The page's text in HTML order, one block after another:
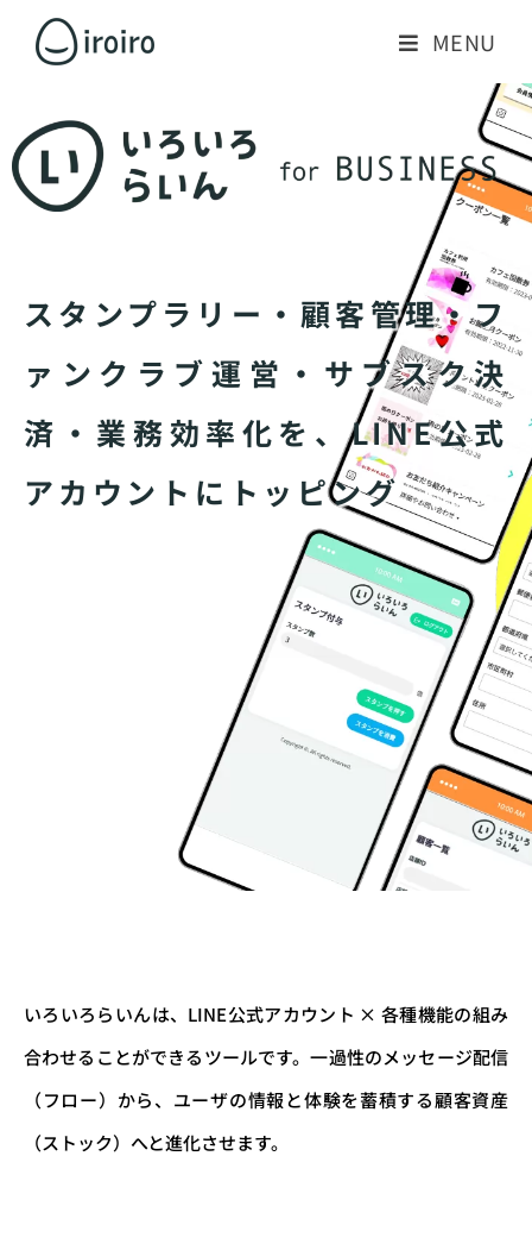
MENU
スタンプラリー・顧客管理・フ
ァンクラブ運営・サブスク決
済・業務効率化を、LINE公式
アカウントにトッピング​
いろいろらいんは、LINE公式アカウント × 各種機能の組み
合わせることができるツールです。一過性のメッセージ配信
（フロー）から、ユーザの情報と体験を蓄積する顧客資産
（ストック）へと進化させます。